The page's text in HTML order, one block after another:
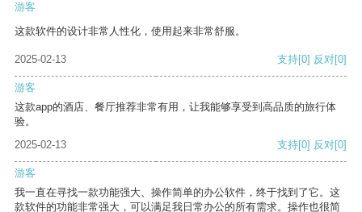
游客
这款软件的设计非常人性化，使用起来非常舒服。
2025-02-13 支持[0] 反对[0]
游客
这款app的酒店、餐厅推荐非常有用，让我能够享受到高品质的旅行体
验。
2025-02-13
支持[0] 反对[0]
游客
我一直在寻找一款功能强大、操作简单的办公软件，终于找到了它。这
款软件的功能非常强大，可以满足我日常办公的所有需求。操作也很简